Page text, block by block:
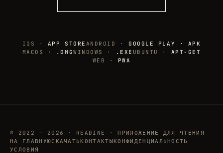
IOS · APP STORE ANDROID ·GOOGLE PLAY · APK
MACOS ·
.DMGWINDOWS · .EXE UBUNTU · APT-GET
WEB · PWA
© 2022 – 2026 · READINE · ПРИЛОЖЕНИЕ ДЛЯ ЧТЕНИЯ
НА ГЛАВНУЮСКАЧАТЬКОНТАКТЫКОНФИДЕНЦИАЛЬНОСТЬ
УСЛОВИЯ